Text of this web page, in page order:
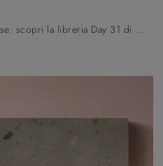
Finiture di pregio e linee decise: scopri la libreria Day 31 di Orme tra le più originali Librerie moderne sospese.